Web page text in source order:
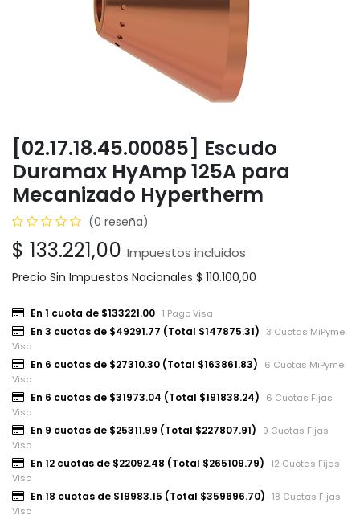
[02.17.18.45.00085] Escudo
Duramax HyAmp 125A para
Mecanizado Hypertherm
(0 reseña)
$ 133.221,00 Impuestos incluidos
Precio Sin Impuestos Nacionales $ 110.100,00
En 1 cuota de $133221.00 1 Pago Visa
En 3 cuotas de $49291.77 (Total $147875.31)
3 Cuotas MiPyme
Visa
En 6 cuotas de $27310.30 (Total $163861.83)
6 Cuotas MiPyme
Visa
En 6 cuotas de $31973.04 (Total $191838.24)
6 Cuotas Fijas
Visa
En 9 cuotas de $25311.99 (Total $227807.91)
9 Cuotas Fijas
Visa
En 12 cuotas de $22092.48 (Total $265109.79)
12 Cuotas Fijas
Visa
En 18 cuotas de $19983.15 (Total $359696.70)
18 Cuotas Fijas
Visa